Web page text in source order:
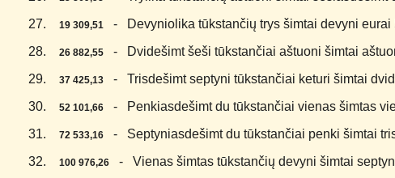
27.
19 309,51
- Devyniolika tūkstančių trys šimtai devyni eurai
28.
26 882,55
- Dvidešimt šeši tūkstančiai aštuoni šimtai
29.
37 425,13
- Trisdešimt septyni tūkstančiai keturi šimtai
30.
52 101,66
- Penkiasdešimt du tūkstančiai vienas šimtas
31.
72 533,16
- Septyniasdešimt du tūkstančiai penki šimtai
32.
100 976,26
- Vienas šimtas tūkstančių devyni šimtai